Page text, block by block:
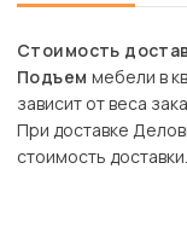
Стоимость
Подъем мебели в
зависит от веса
При доставке
стоимость доставки.